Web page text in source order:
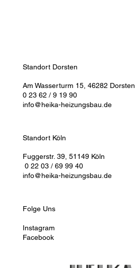
Standort Dorsten
Am Wasserturm 15, 46282 Dorsten
0 23 62 / 9 19 90
info@heika-heizungsbau.de
Standort Köln
Fuggerstr. 39, 51149 Köln
0 22 03 / 69 99 40
info@heika-heizungsbau.de
Folge Uns
Instagram
Facebook